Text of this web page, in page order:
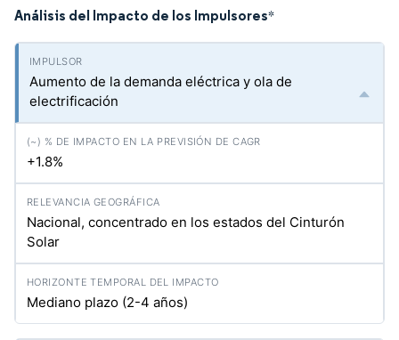
Análisis del Impacto de los Impulsores*
Aumento de la demanda eléctrica y ola de
electrificación
+1.8%
Nacional, concentrado en los estados del Cinturón
Solar
Mediano plazo (2-4 años)